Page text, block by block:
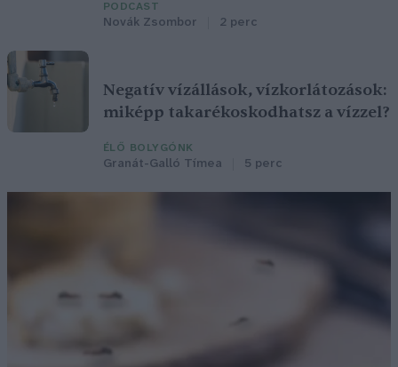
PODCAST
Novák Zsombor 2 perc
Negatív vízállások, vízkorlátozások:
miképp takarékoskodhatsz a vízzel?
ÉLŐ BOLYGÓNK
Granát-Galló Tímea 5 perc